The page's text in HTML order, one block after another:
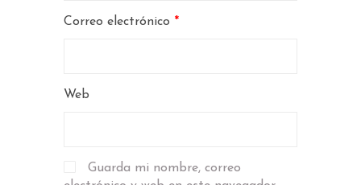
Correo electrónico *
Web
Guarda mi nombre, correo